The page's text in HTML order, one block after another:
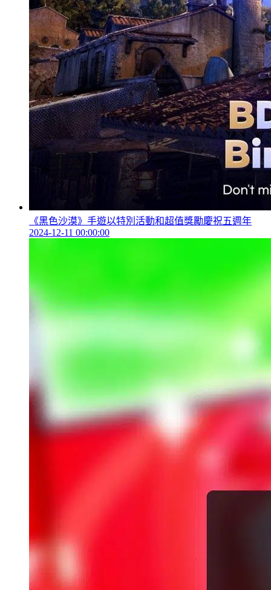
《黑色沙漠》手遊以特別活動和超值獎勵慶祝五週年
2024-12-11 00:00:00